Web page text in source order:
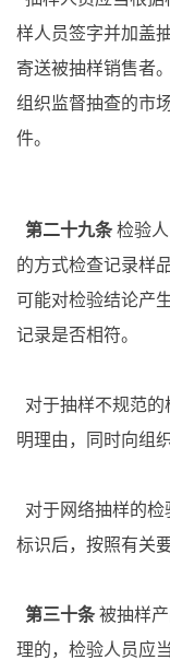
样人员签字并加盖
寄送被抽样销售者
组织监督抽查的市
件。
第二十九条 检验
的方式检查记录样
可能对检验结论产
记录是否相符。
对于抽样不规范
明理由，同时向组
对于网络抽样的
标识后，按照有关
第三十条 被抽样
理的，检验人员应